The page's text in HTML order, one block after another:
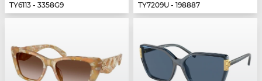
TY6113 - 3358G9
TY7209U - 198887